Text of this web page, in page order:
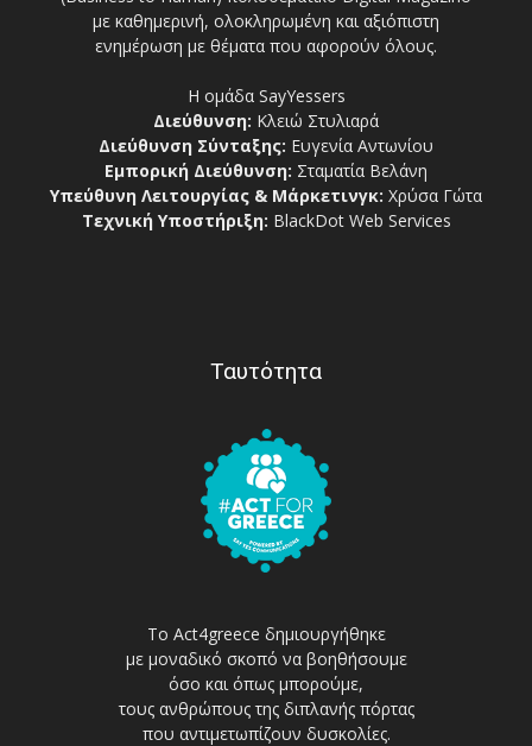
με καθημερινή, ολοκληρωμένη και αξιόπιστη
ενημέρωση με θέματα που αφορούν όλους.
Η ομάδα SayYessers
Διεύθυνση: Κλειώ Στυλιαρά
Διεύθυνση Σύνταξης: Ευγενία Αντωνίου
Εμπορική Διεύθυνση: Σταματία Βελάνη
Υπεύθυνη Λειτουργίας & Μάρκετινγκ: Χρύσα Γώτα
Τεχνική Υποστήριξη: BlackDot Web Services
Ταυτότητα
Το Act4greece δημιουργήθηκε
με μοναδικό σκοπό να βοηθήσουμε
όσο και όπως μπορούμε,
τους ανθρώπους της διπλανής πόρτας
που αντιμετωπίζουν δυσκολίες.